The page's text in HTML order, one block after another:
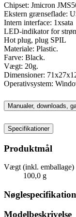
Chipset: Jmicron
Ekstern grænseflade:
Intern interface: 1xsata
LED-indikator for
Hot plug, plug SPIL
Materiale: Plastic.
Farve: Black.
Vægt: 20g.
Dimensioner:
Operativsystem:
Manualer, downloads,
Specifikationer
Produktmål
Vægt (inkl. emballage)
100,0 g
Nøglespecifikation
Modelbeskrivelse